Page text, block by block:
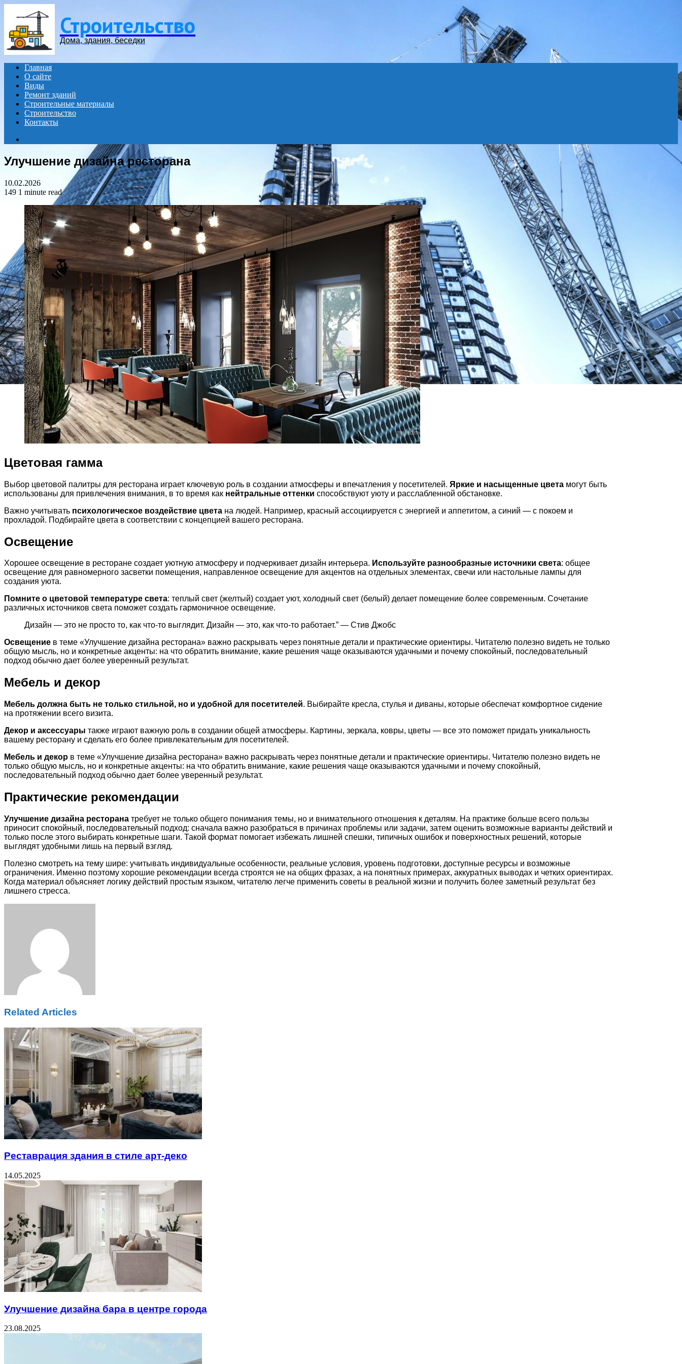
Строительство
Дома, здания, беседки
Главная
О сайте
Виды
Ремонт зданий
Строительные материалы
Строительство
Контакты
Улучшение дизайна ресторана
10.02.2026
149 1 minute read
Цветовая гамма
Выбор цветовой палитры для ресторана играет ключевую роль в создании атмосферы и впечатления у посетителей. Яркие и насыщенные цвета могут быть
использованы для привлечения внимания, в то время как нейтральные оттенки способствуют уюту и расслабленной обстановке.
Важно учитывать психологическое воздействие цвета на людей. Например, красный ассоциируется с энергией и аппетитом, а синий — с покоем и
прохладой. Подбирайте цвета в соответствии с концепцией вашего ресторана.
Освещение
Хорошее освещение в ресторане создает уютную атмосферу и подчеркивает дизайн интерьера. Используйте разнообразные источники света: общее
освещение для равномерного засветки помещения, направленное освещение для акцентов на отдельных элементах, свечи или настольные лампы для
создания уюта.
Помните о цветовой температуре света: теплый свет (желтый) создает уют, холодный свет (белый) делает помещение более современным. Сочетание
различных источников света поможет создать гармоничное освещение.
Дизайн — это не просто то, как что-то выглядит. Дизайн — это, как что-то работает.” — Стив Джобс
Освещение в теме «Улучшение дизайна ресторана» важно раскрывать через понятные детали и практические ориентиры. Читателю полезно видеть не только
общую мысль, но и конкретные акценты: на что обратить внимание, какие решения чаще оказываются удачными и почему спокойный, последовательный
подход обычно дает более уверенный результат.
Мебель и декор
Мебель должна быть не только стильной, но и удобной для посетителей. Выбирайте кресла, стулья и диваны, которые обеспечат комфортное сидение
на протяжении всего визита.
Декор и аксессуары также играют важную роль в создании общей атмосферы. Картины, зеркала, ковры, цветы — все это поможет придать уникальность
вашему ресторану и сделать его более привлекательным для посетителей.
Мебель и декор в теме «Улучшение дизайна ресторана» важно раскрывать через понятные детали и практические ориентиры. Читателю полезно видеть не
только общую мысль, но и конкретные акценты: на что обратить внимание, какие решения чаще оказываются удачными и почему спокойный,
последовательный подход обычно дает более уверенный результат.
Практические рекомендации
Улучшение дизайна ресторана требует не только общего понимания темы, но и внимательного отношения к деталям. На практике больше всего пользы
приносит спокойный, последовательный подход: сначала важно разобраться в причинах проблемы или задачи, затем оценить возможные варианты действий и
только после этого выбирать конкретные шаги. Такой формат помогает избежать лишней спешки, типичных ошибок и поверхностных решений, которые
выглядят удобными лишь на первый взгляд.
Полезно смотреть на тему шире: учитывать индивидуальные особенности, реальные условия, уровень подготовки, доступные ресурсы и возможные
ограничения. Именно поэтому хорошие рекомендации всегда строятся не на общих фразах, а на понятных примерах, аккуратных выводах и четких ориентирах.
Когда материал объясняет логику действий простым языком, читателю легче применить советы в реальной жизни и получить более заметный результат без
лишнего стресса.
Related Articles
Реставрация здания в стиле арт-деко
14.05.2025
Улучшение дизайна бара в центре города
23.08.2025